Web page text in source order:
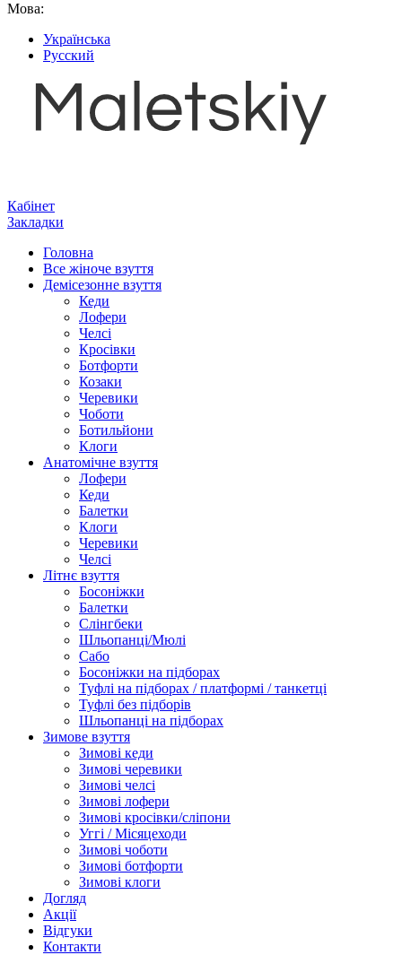
Мова:
Українська
Русский
Кабінет
Закладки
Головна
Все жіноче взуття
Демісезонне взуття
Кеди
Лофери
Челсі
Кросівки
Ботфорти
Козаки
Черевики
Чоботи
Ботильйони
Клоги
Анатомічне взуття
Лофери
Кеди
Балетки
Клоги
Черевики
Челсі
Літнє взуття
Босоніжки
Балетки
Слінгбеки
Шльопанці/Мюлі
Сабо
Босоніжки на підборах
Туфлі на підборах / платформі / танкетці
Туфлі без підборів
Шльопанці на підборах
Зимове взуття
Зимові кеди
Зимові черевики
Зимові челсі
Зимові лофери
Зимові кросівки/сліпони
Уггі / Місяцеходи
Зимові чоботи
Зимові ботфорти
Зимові клоги
Догляд
Акції
Відгуки
Контакти